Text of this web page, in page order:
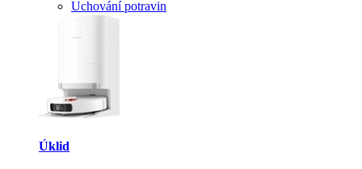
Uchování potravin
Úklid